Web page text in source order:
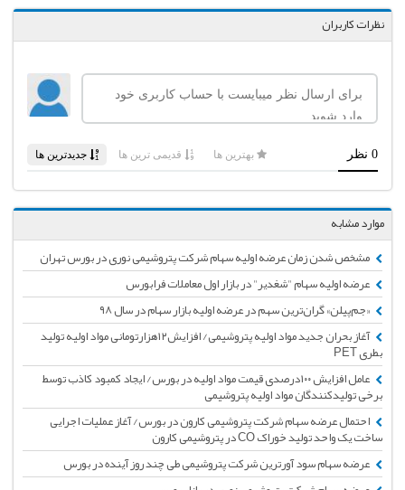
نظرات کاربران
موارد مشابه
مشخص شدن زمان عرضه اولیه سهام شرکت پتروشیمی نوری در بورس تهران
عرضه اولیه سهام "شغدیر" در بازار اول معاملات فرابورس
«جم‌‌پیلن» گران‌ترین سهم در عرضه اولیه بازار سهام در سال ۹۸
آغاز بحران جدید مواد اولیه پتروشیمی‌/‌ افزایش‌۱۲‌هزارتومانی مواد اولیه تولید
بطری PET
عامل افزایش ۱۰۰درصدی قیمت مواد اولیه در بورس/ ایجاد کمبود کاذب توسط
برخی تولیدکنندگان مواد اولیه پتروشیمی
احتمال عرضه سهام شرکت پتروشیمی کارون در بورس/ آغاز عملیات اجرایی
ساخت یک واحد تولید خوراک CO در پتروشیمی کارون
عرضه سهام سود آورترین شرکت پتروشیمی طی چند روز آینده در بورس